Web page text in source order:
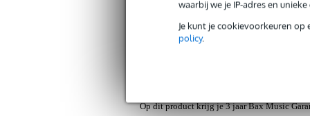
waarbij we je IP-adres en
Je kunt je cookievoorkeuren
policy.
Ortega Bonfire Series RU5MM
9000-0046-6454
Op dit product krijg je 3 jaar Bax Music